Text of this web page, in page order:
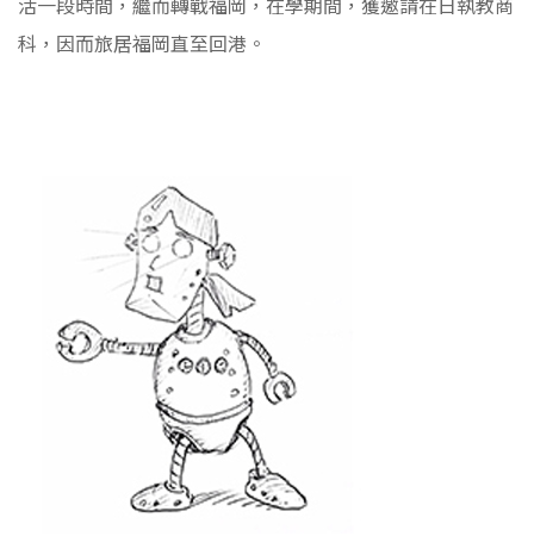
科，因而旅居福岡直至回港。